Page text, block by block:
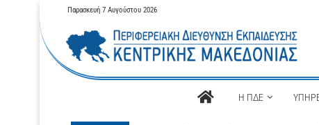
Παρασκευή 7 Αυγούστου 2026
ΑρχικήΗ ΠΔΕ